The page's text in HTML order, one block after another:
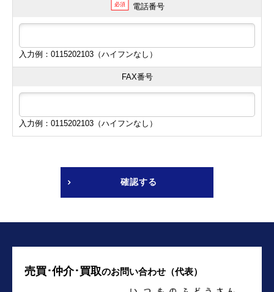
必須 電話番号
入力例：0115202103（ハイフンなし）
FAX番号
入力例：0115202103（ハイフンなし）
確認する
売買･仲介･買取のお問い合わせ（代表）